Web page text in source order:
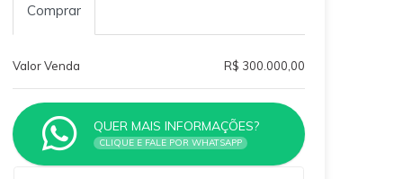
Comprar
Valor Venda R$ 300.000,00
QUER MAIS INFORMAÇÕES?
CLIQUE E FALE POR WHATSAPP